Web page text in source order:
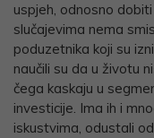
uspjeh, odnosno
slučajevima nema
poduzetnika koji su
naučili su da u životu
čega kaskaju u
investicije. Ima ih i
iskustvima, odustali